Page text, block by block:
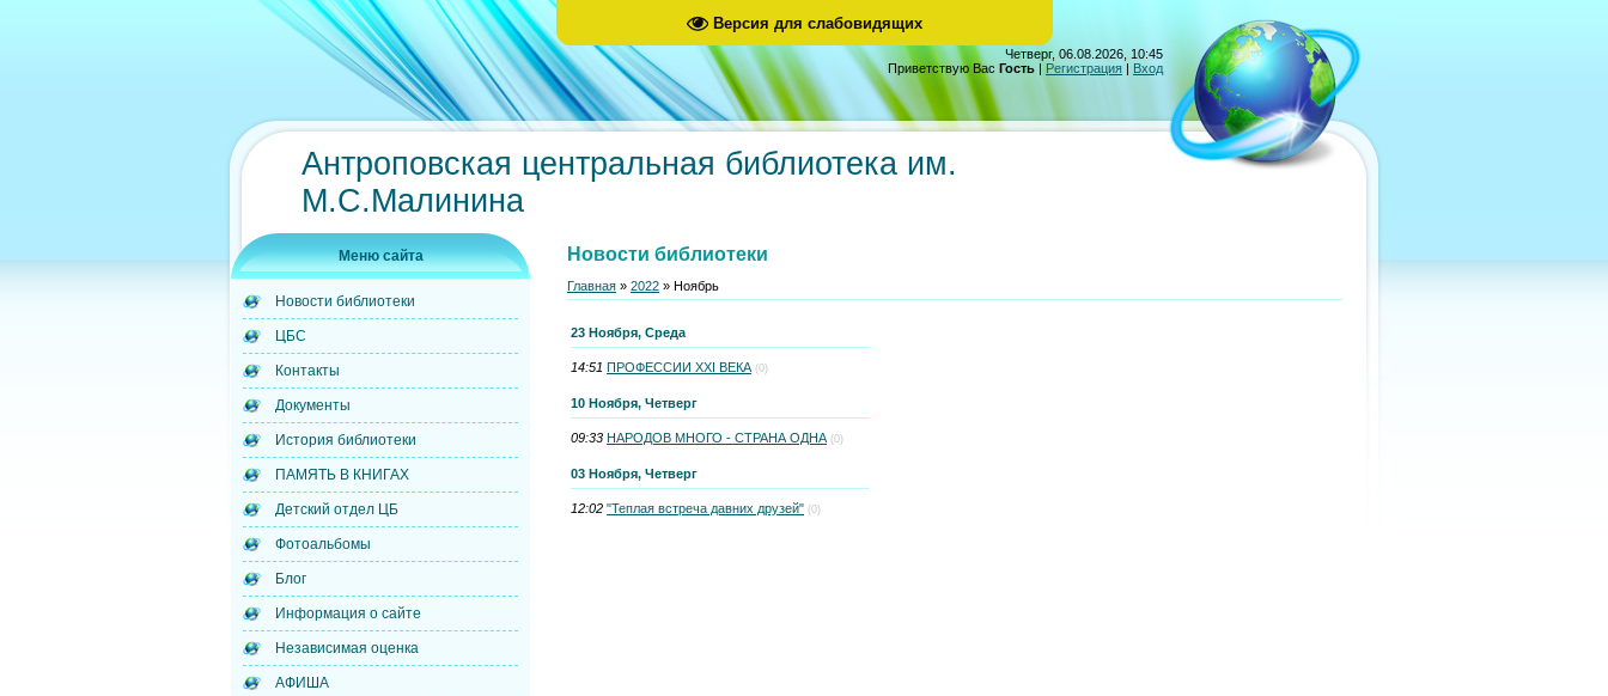
Версия для слабовидящих
Четверг, 06.08.2026, 10:45
Приветствую Вас Гость | Регистрация | Вход
Антроповская центральная библиотека им.
М.С.Малинина
Меню сайта
Новости библиотеки
ЦБС
Контакты
Документы
История библиотеки
ПАМЯТЬ В КНИГАХ
Детский отдел ЦБ
Фотоальбомы
Блог
Информация о сайте
Независимая оценка
АФИША
Новости библиотеки
Главная » 2022 » Ноябрь
23 Ноября, Среда
14:51 ПРОФЕССИИ XXI ВЕКА (0)
10 Ноября, Четверг
09:33 НАРОДОВ МНОГО - СТРАНА ОДНА (0)
03 Ноября, Четверг
12:02 "Теплая встреча давних друзей" (0)